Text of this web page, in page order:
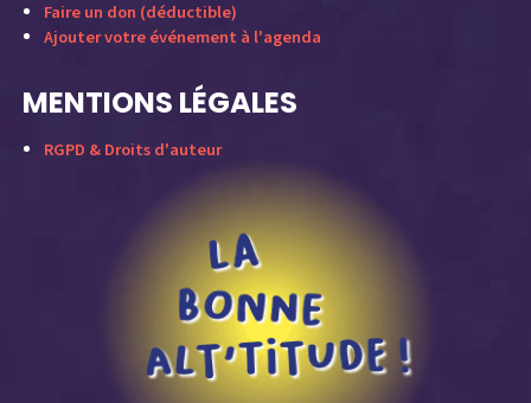
Faire un don (déductible)
Ajouter votre événement à l'agenda
MENTIONS LÉGALES
RGPD & Droits d'auteur